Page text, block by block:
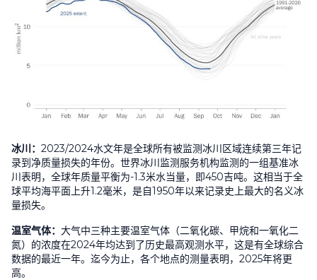
冰川： 2023/2024水文年是全球所有被监测冰川区域连续第三年记
录到净质量损失的年份。世界冰川监测服务机构监测的一组基准冰
川表明，全球年质量平衡为-1.3米水当量，即450吉吨。这相当于全
球平均海平面上升1.2毫米，是自1950年以来记录史上最大的名义冰
量损失。
温室气体： 大气中三种主要温室气体（二氧化碳、甲烷和一氧化二
氮）的浓度在2024年均达到了历史最高观测水平，这是有全球综合
数据的最近一年。迄今为止，各个地点的测量表明， 2025年将更
高。